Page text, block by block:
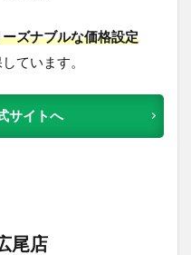
ーズナブルな価格設定
ています。
サイトへ
尾店